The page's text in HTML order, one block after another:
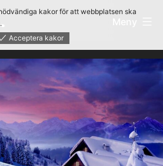
kakor för att webbplatsen ska
Acceptera kakor